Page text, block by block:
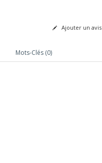
Ajouter un avis
Mots-Clés (0)